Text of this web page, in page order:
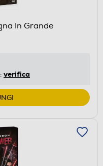
In Grande
verifica